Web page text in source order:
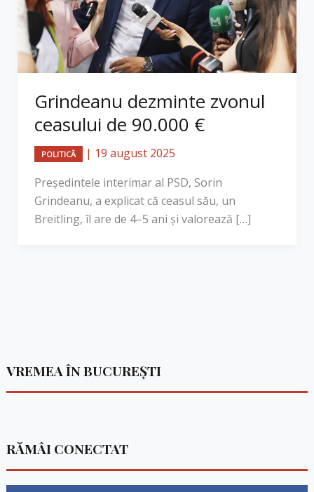
Grindeanu dezminte zvonul
ceasului de 90.000 €
POLITICĂ | 19 august 2025
Președintele interimar al PSD, Sorin
Grindeanu, a explicat că ceasul său, un
Breitling, îl are de 4–5 ani și valorează […]
VREMEA ÎN BUCUREȘTI
RĂMÂI CONECTAT